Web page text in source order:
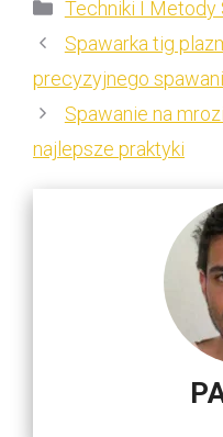
Techniki I Metody
Spawarka tig
precyzyjnego
Spawanie na
najlepsze praktyki